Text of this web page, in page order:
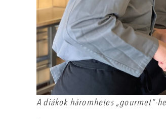
A diákok háromhetes „gourmet”-